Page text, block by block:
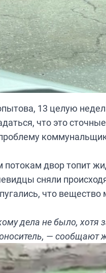
13 целую
что это
двор топит
сняли
что
дела не было, хотя
— сообщают